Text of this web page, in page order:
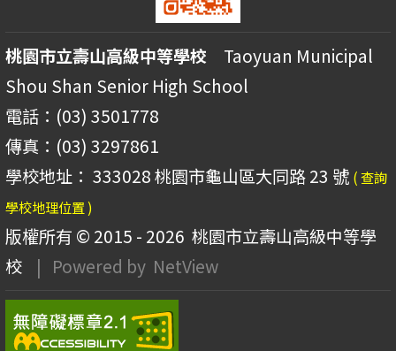
桃園市立壽山高級中等學校 Taoyuan Municipal
Shou Shan Senior High School
電話：(03) 3501778
傳真：(03) 3297861
學校地址： 333028 桃園市龜山區大同路 23 號 ( 查詢
學校地理位置 )
版權所有 © 2015 - 2026 桃園市立壽山高級中等學
校
| Powered by NetView